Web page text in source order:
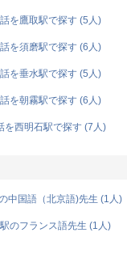
を鷹取駅で探す (5人)
を須磨駅で探す (6人)
を垂水駅で探す (5人)
を朝霧駅で探す (6人)
を西明石駅で探す (7人)
中国語（北京語)先生 (1人)
のフランス語先生 (1人)